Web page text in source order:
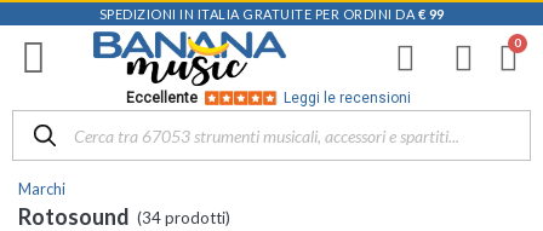
SPEDIZIONI IN ITALIA GRATUITE PER ORDINI DA € 99
Eccellente Leggi le recensioni
Marchi
Rotosound (34 prodotti)
Filtra
i
risultati
Disponibile
in
Negozio